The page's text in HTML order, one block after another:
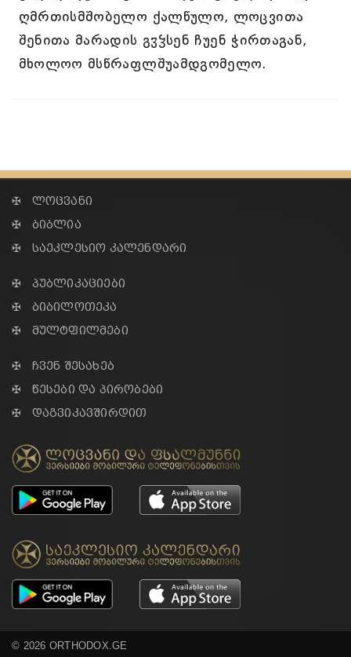
ღმრთისმშობელო ქალწულო, ლოცვითა
შენითა მარადის გჳჴსენ ჩუენ ჭირთაგან,
მხოლოო მსწრაფლშუამდგომელო.
✠ ლოცვანი
✠ ბიბლია
✠ საეკლესიო კალენდარი
✠ პუბლიკაციები
✠ ბიბილოთეკა
✠ მულტფილმები
✠ ჩვენ შესახებ
✠ წესები და პირობები
✠ დაგვიკავშირდით
© 2026 ORTHODOX.GE